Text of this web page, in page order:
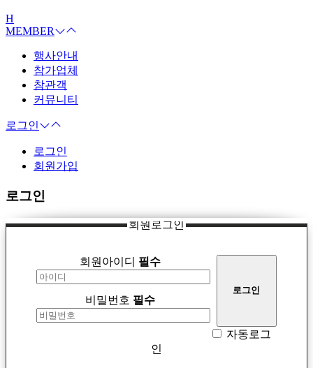
H
MEMBER
행사안내
참가업체
참관객
커뮤니티
로그인
로그인
회원가입
로그인
회원로그인
회원아이디 필수
비밀번호 필수
자동로그
인